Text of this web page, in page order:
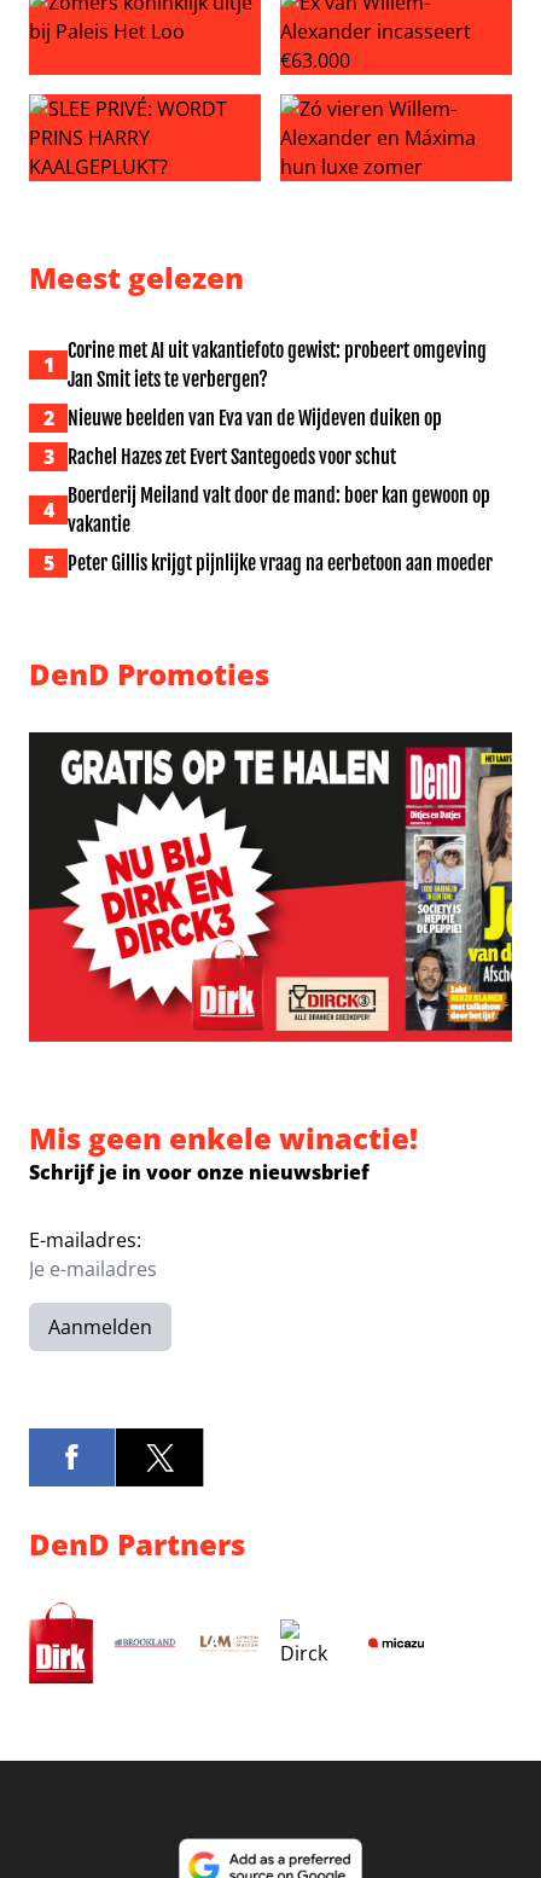
Zomers koninklijk uitje bij Paleis Het LooEx van Willem-Alexander
Meest gelezen
1
Corine met AI uit vakantiefoto gewist: probeert omgeving
Jan Smit iets te verbergen?
2 Nieuwe beelden van Eva van de Wijdeven duiken op
3 Rachel Hazes zet Evert Santegoeds voor schut
4
Boerderij Meiland valt door de mand: boer kan gewoon op
vakantie
5 Peter Gillis krijgt pijnlijke vraag na eerbetoon aan moeder
DenD Promoties
Mis geen enkele winactie!
Schrijf je in voor onze nieuwsbrief
E-mailadres:
Aanmelden
DenD Partners